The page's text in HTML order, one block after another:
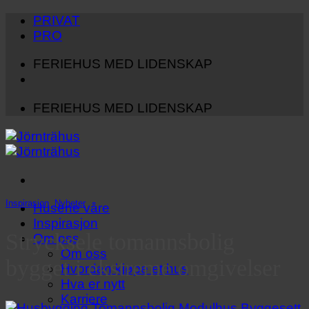
HoppPRIVAT
PRO
FERIEHUS MED LIDENSKAP
FERIEHUS MED LIDENSKAP
Husene våre
Inspirasjon
Om oss
Om oss
Hvordan kjøpe et hus
Hva er nytt
Karriere
Inspirasjon Nyheter
Strycksele tomannsbolig
bygget i ekstreme omgivelser